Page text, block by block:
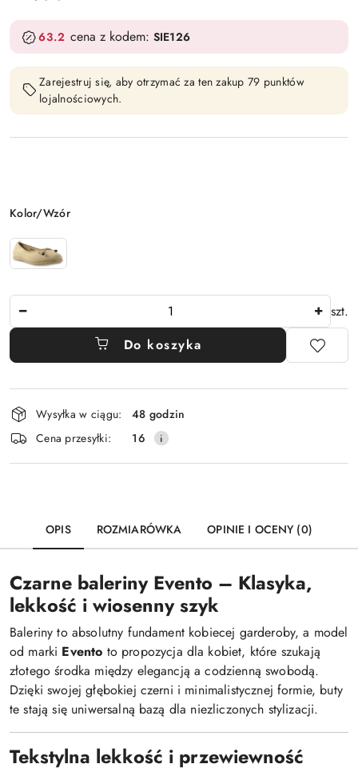
63.2 cena z kodem: SIE126
Zarejestruj się, aby otrzymać za ten zakup 79 punktów
lojalnościowych.
Wariant
Kolor/Wzór
szt.
Do koszyka
Dostępność
i
dostawa
Wysyłka w ciągu:
48 godzin
Cena przesyłki:
16
OPIS ROZMIARÓWKA OPINIE I OCENY (0)
Czarne baleriny Evento – Klasyka,
lekkość i wiosenny szyk
Baleriny to absolutny fundament kobiecej garderoby, a model
od marki Evento to propozycja dla kobiet, które szukają
złotego środka między elegancją a codzienną swobodą.
Dzięki swojej głębokiej czerni i minimalistycznej formie, buty
te stają się uniwersalną bazą dla niezliczonych stylizacji.
Tekstylna lekkość i przewiewność